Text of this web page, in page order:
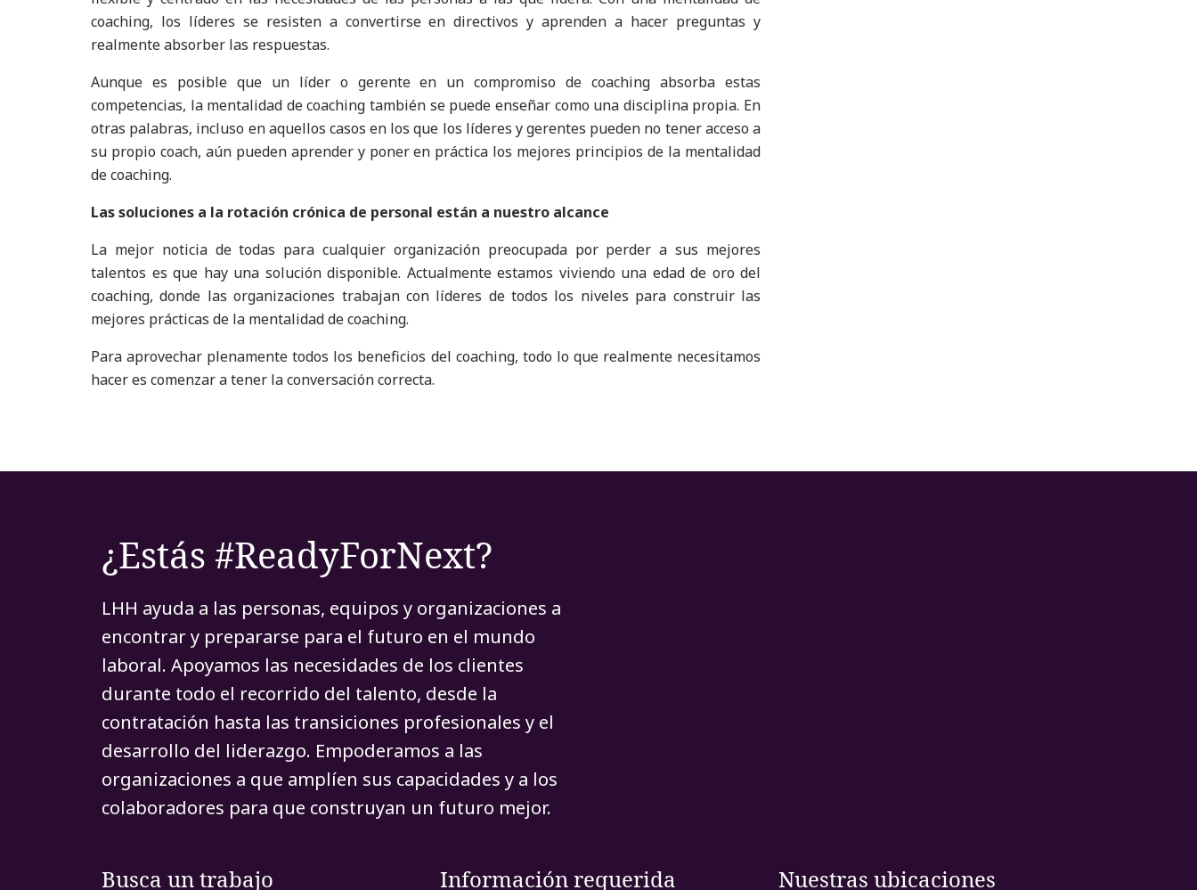
coaching, los líderes se resisten a convertirse en directivos y aprenden a hacer preguntas y
realmente absorber las respuestas.
Aunque es posible que un líder o gerente en un compromiso de coaching absorba estas
competencias, la mentalidad de coaching también se puede enseñar como una disciplina propia. En
otras palabras, incluso en aquellos casos en los que los líderes y gerentes pueden no tener acceso a
su propio coach, aún pueden aprender y poner en práctica los mejores principios de la mentalidad
de coaching.
Las soluciones a la rotación crónica de personal están a nuestro alcance
La mejor noticia de todas para cualquier organización preocupada por perder a sus mejores
talentos es que hay una solución disponible. Actualmente estamos viviendo una edad de oro del
coaching, donde las organizaciones trabajan con líderes de todos los niveles para construir las
mejores prácticas de la mentalidad de coaching.
Para aprovechar plenamente todos los beneficios del coaching, todo lo que realmente necesitamos
hacer es comenzar a tener la conversación correcta.
¿Estás #ReadyForNext?
LHH ayuda a las personas, equipos y organizaciones a
encontrar y prepararse para el futuro en el mundo
laboral. Apoyamos las necesidades de los clientes
durante todo el recorrido del talento, desde la
contratación hasta las transiciones profesionales y el
desarrollo del liderazgo. Empoderamos a las
organizaciones a que amplíen sus capacidades y a los
colaboradores para que construyan un futuro mejor.
Busca un trabajo Información requerida Nuestras ubicaciones